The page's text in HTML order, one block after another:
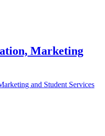
Marketing
and Student Services